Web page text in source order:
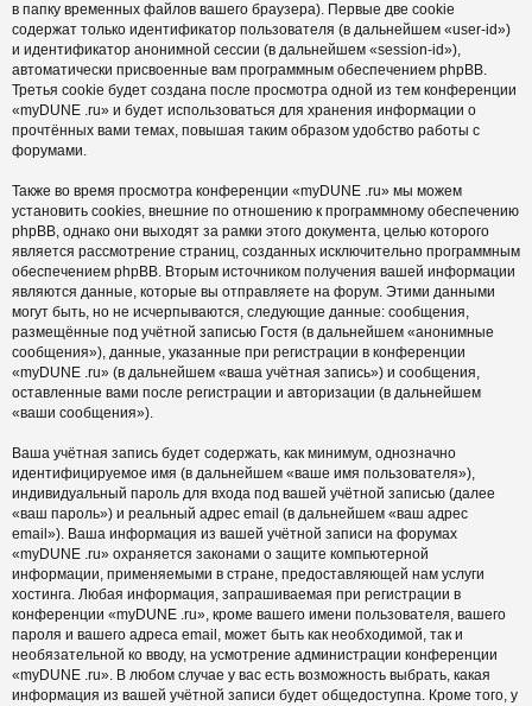
в папку временных файлов вашего браузера). Первые две cookie
содержат только идентификатор пользователя (в дальнейшем «user-id»)
и идентификатор анонимной сессии (в дальнейшем «session-id»),
автоматически присвоенные вам программным обеспечением phpBB.
Третья cookie будет создана после просмотра одной из тем конференции
«myDUNE .ru» и будет использоваться для хранения информации о
прочтённых вами темах, повышая таким образом удобство работы с
форумами.
Также во время просмотра конференции «myDUNE .ru» мы можем
установить cookies, внешние по отношению к программному обеспечению
phpBB, однако они выходят за рамки этого документа, целью которого
является рассмотрение страниц, созданных исключительно программным
обеспечением phpBB. Вторым источником получения вашей информации
являются данные, которые вы отправляете на форум. Этими данными
могут быть, но не исчерпываются, следующие данные: сообщения,
размещённые под учётной записью Гостя (в дальнейшем «анонимные
сообщения»), данные, указанные при регистрации в конференции
«myDUNE .ru» (в дальнейшем «ваша учётная запись») и сообщения,
оставленные вами после регистрации и авторизации (в дальнейшем
«ваши сообщения»).
Ваша учётная запись будет содержать, как минимум, однозначно
идентифицируемое имя (в дальнейшем «ваше имя пользователя»),
индивидуальный пароль для входа под вашей учётной записью (далее
«ваш пароль») и реальный адрес email (в дальнейшем «ваш адрес
email»). Ваша информация из вашей учётной записи на форумах
«myDUNE .ru» охраняется законами о защите компьютерной
информации, применяемыми в стране, предоставляющей нам услуги
хостинга. Любая информация, запрашиваемая при регистрации в
конференции «myDUNE .ru», кроме вашего имени пользователя, вашего
пароля и вашего адреса email, может быть как необходимой, так и
необязательной ко вводу, на усмотрение администрации конференции
«myDUNE .ru». В любом случае у вас есть возможность выбрать, какая
информация из вашей учётной записи будет общедоступна. Кроме того, у